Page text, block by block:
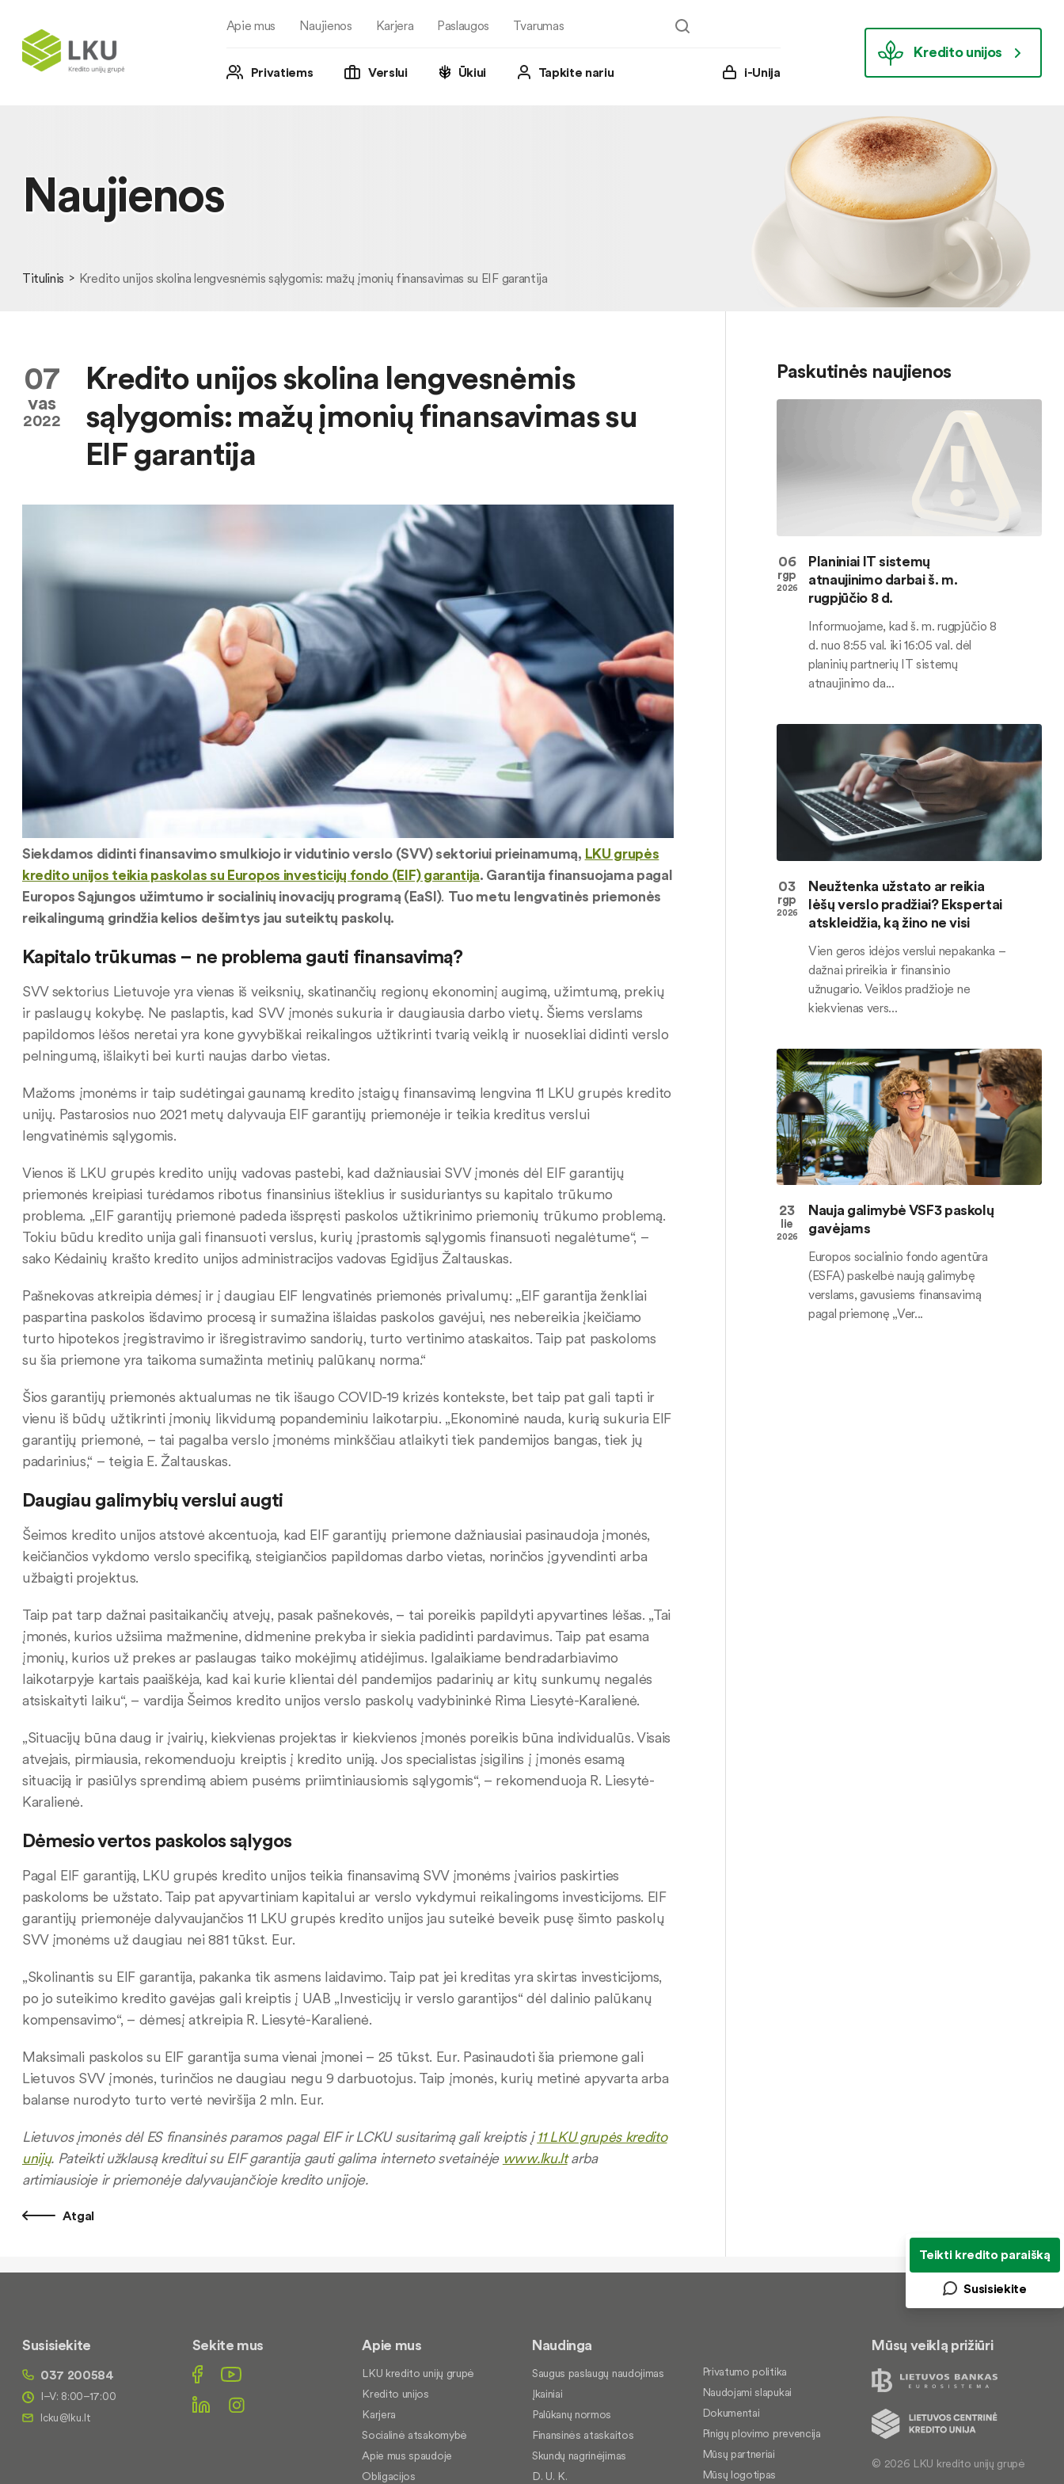
Apie mus Naujienos Karjera Paslaugos Tvarumas
Privatiems Verslui Ūkiui Tapkite nariu i-Unija
Kredito unijos
Naujienos
Titulinis Kredito unijos skolina lengvesnėmis sąlygomis: mažų įmonių finansavimas su EIF garantija
07
vas
2022
Kredito unijos skolina lengvesnėmis
sąlygomis: mažų įmonių finansavimas su
EIF garantija
Siekdamos didinti finansavimo smulkiojo ir vidutinio verslo (SVV) sektoriui prieinamumą, LKU grupės
kredito unijos teikia paskolas su Europos investicijų fondo (EIF) garantija. Garantija finansuojama pagal
Europos Sąjungos užimtumo ir socialinių inovacijų programą (EaSI). Tuo metu lengvatinės priemonės
reikalingumą grindžia kelios dešimtys jau suteiktų paskolų.
Kapitalo trūkumas – ne problema gauti finansavimą?
SVV sektorius Lietuvoje yra vienas iš veiksnių, skatinančių regionų ekonominį augimą, užimtumą, prekių
ir paslaugų kokybę. Ne paslaptis, kad SVV įmonės sukuria ir daugiausia darbo vietų. Šiems verslams
papildomos lėšos neretai yra kone gyvybiškai reikalingos užtikrinti tvarią veiklą ir nuosekliai didinti verslo
pelningumą, išlaikyti bei kurti naujas darbo vietas.
Mažoms įmonėms ir taip sudėtingai gaunamą kredito įstaigų finansavimą lengvina 11 LKU grupės kredito
unijų. Pastarosios nuo 2021 metų dalyvauja EIF garantijų priemonėje ir teikia kreditus verslui
lengvatinėmis sąlygomis.
Vienos iš LKU grupės kredito unijų vadovas pastebi, kad dažniausiai SVV įmonės dėl EIF garantijų
priemonės kreipiasi turėdamos ribotus finansinius išteklius ir susiduriantys su kapitalo trūkumo
problema. „EIF garantijų priemonė padeda išspręsti paskolos užtikrinimo priemonių trūkumo problemą.
Tokiu būdu kredito unija gali finansuoti verslus, kurių įprastomis sąlygomis finansuoti negalėtume“, –
sako Kėdainių krašto kredito unijos administracijos vadovas Egidijus Žaltauskas.
Pašnekovas atkreipia dėmesį ir į daugiau EIF lengvatinės priemonės privalumų: „EIF garantija ženkliai
paspartina paskolos išdavimo procesą ir sumažina išlaidas paskolos gavėjui, nes nebereikia įkeičiamo
turto hipotekos įregistravimo ir išregistravimo sandorių, turto vertinimo ataskaitos. Taip pat paskoloms
su šia priemone yra taikoma sumažinta metinių palūkanų norma.“
Šios garantijų priemonės aktualumas ne tik išaugo COVID-19 krizės kontekste, bet taip pat gali tapti ir
vienu iš būdų užtikrinti įmonių likvidumą popandeminiu laikotarpiu. „Ekonominė nauda, kurią sukuria EIF
garantijų priemonė, – tai pagalba verslo įmonėms minkščiau atlaikyti tiek pandemijos bangas, tiek jų
padarinius,“ – teigia E. Žaltauskas.
Daugiau galimybių verslui augti
Šeimos kredito unijos atstovė akcentuoja, kad EIF garantijų priemone dažniausiai pasinaudoja įmonės,
keičiančios vykdomo verslo specifiką, steigiančios papildomas darbo vietas, norinčios įgyvendinti arba
užbaigti projektus.
Taip pat tarp dažnai pasitaikančių atvejų, pasak pašnekovės, – tai poreikis papildyti apyvartines lėšas. „Tai
įmonės, kurios užsiima mažmenine, didmenine prekyba ir siekia padidinti pardavimus. Taip pat esama
įmonių, kurios už prekes ar paslaugas taiko mokėjimų atidėjimus. Igalaikiame bendradarbiavimo
laikotarpyje kartais paaiškėja, kad kai kurie klientai dėl pandemijos padarinių ar kitų sunkumų negalės
atsiskaityti laiku“, – vardija Šeimos kredito unijos verslo paskolų vadybininkė Rima Liesytė-Karalienė.
„Situacijų būna daug ir įvairių, kiekvienas projektas ir kiekvienos įmonės poreikis būna individualūs. Visais
atvejais, pirmiausia, rekomenduoju kreiptis į kredito uniją. Jos specialistas įsigilins į įmonės esamą
situaciją ir pasiūlys sprendimą abiem pusėms priimtiniausiomis sąlygomis“, – rekomenduoja R. Liesytė-
Karalienė.
Dėmesio vertos paskolos sąlygos
Pagal EIF garantiją, LKU grupės kredito unijos teikia finansavimą SVV įmonėms įvairios paskirties
paskoloms be užstato. Taip pat apyvartiniam kapitalui ar verslo vykdymui reikalingoms investicijoms. EIF
garantijų priemonėje dalyvaujančios 11 LKU grupės kredito unijos jau suteikė beveik pusę šimto paskolų
SVV įmonėms už daugiau nei 881 tūkst. Eur.
„Skolinantis su EIF garantija, pakanka tik asmens laidavimo. Taip pat jei kreditas yra skirtas investicijoms,
po jo suteikimo kredito gavėjas gali kreiptis į UAB „Investicijų ir verslo garantijos“ dėl dalinio palūkanų
kompensavimo“, – dėmesį atkreipia R. Liesytė-Karalienė.
Maksimali paskolos su EIF garantija suma vienai įmonei – 25 tūkst. Eur. Pasinaudoti šia priemone gali
Lietuvos SVV įmonės, turinčios ne daugiau negu 9 darbuotojus. Taip įmonės, kurių metinė apyvarta arba
balanse nurodyto turto vertė neviršija 2 mln. Eur.
Lietuvos įmonės dėl ES finansinės paramos pagal EIF ir LCKU susitarimą gali kreiptis į11 LKU grupės kredito
unijų. Pateikti užklausą kreditui su EIF garantija gauti galima interneto svetainėje www.lku.ltarba
artimiausioje ir priemonėje dalyvaujančioje kredito unijoje.
Atgal
Paskutinės naujienos
06
rgp
2026
Planiniai IT sistemų
atnaujinimo darbai š. m.
rugpjūčio 8 d.
Informuojame, kad š. m. rugpjūčio 8
d. nuo 8:55 val. iki 16:05 val. dėl
planinių partnerių IT sistemų
atnaujinimo da...
03
rgp
2026
Neužtenka užstato ar reikia
lėšų verslo pradžiai? Ekspertai
atskleidžia, ką žino ne visi
Vien geros idėjos verslui nepakanka –
dažnai prireikia ir finansinio
užnugario. Veiklos pradžioje ne
kiekvienas vers...
23
lie
2026
Nauja galimybė VSF3 paskolų
gavėjams
Europos socialinio fondo agentūra
(ESFA) paskelbė naują galimybę
verslams, gavusiems finansavimą
pagal priemonę „Ver...
Susisiekite
037 200584
I–V: 8:00–17:00
Sekite mus Apie mus
LKU kredito unijų grupė
Kredito unijos
Karjera
Socialinė atsakomybė
Apie mus spaudoje
Obligacijos
Naudinga
Saugus paslaugų naudojimas
Įkainiai
Palūkanų normos
Finansinės ataskaitos
Skundų nagrinėjimas
D. U. K.
Privatumo politika
Naudojami slapukai
Dokumentai
Pinigų plovimo prevencija
Mūsų partneriai
Mūsų logotipas
Mūsų veiklą prižiūri
© 2026 LKU kredito unijų grupė
Teikti kredito paraišką
Susisiekite